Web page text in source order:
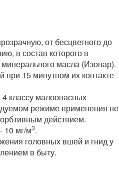
от бесцветного до
в состав которого в
масла (Изопар).
15 минутном их контакте
классу малоопасных
режиме применения не
действием.
10 мг/м3.
головных вшей и гнид у
в быту.